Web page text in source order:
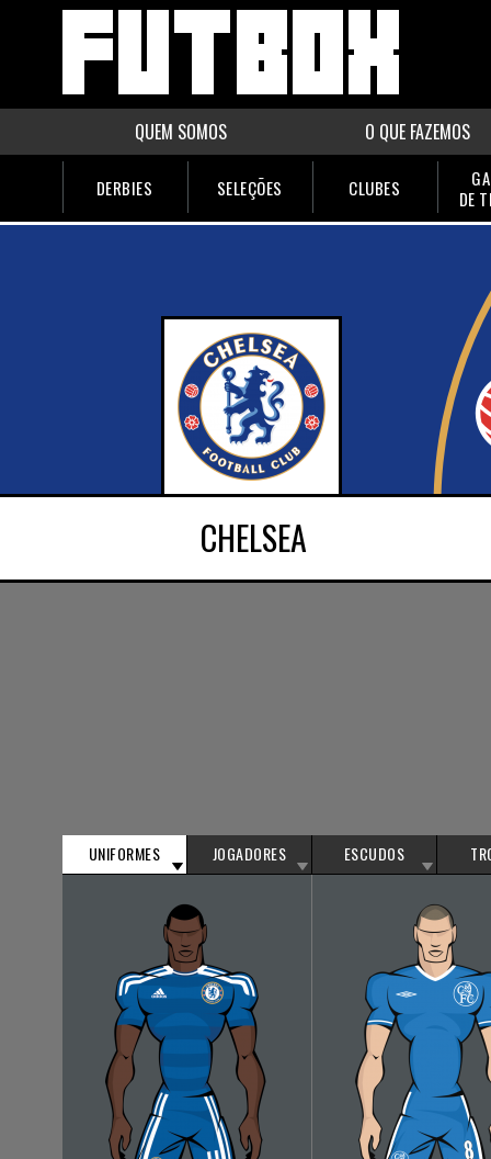
QUEM SOMOS O QUE FAZEMOS
DERBIES SELEÇÕES CLUBES
DE
CHELSEA
UNIFORMES JOGADORES ESCUDOS